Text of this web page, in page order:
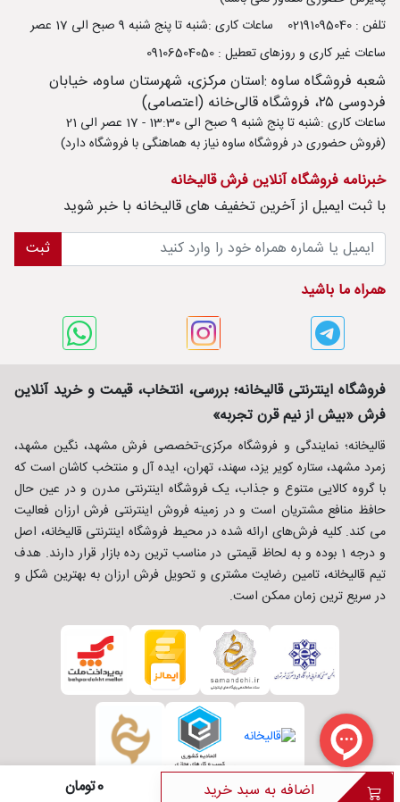
اضافه به سبد خرید 0تومان
تلفن : 02191095040
ساعات کاری :شنبه تا پنج شنبه 9 صبح الی 17 عصر
ساعات غیر کاری و روزهای تعطیل : 09106504050
شعبه فروشگاه ساوه :استان مرکزی، شهرستان ساوه، خیابان
فردوسی ۲۵، فروشگاه قالی‌خانه (اعتصامی)
ساعات کاری :شنبه تا پنج شنبه 9 صبح الی 13:30 - 17 عصر الی 21
(فروش حضوری در فروشگاه ساوه نیاز به هماهنگی با فروشگاه دارد)
خبرنامه فروشگاه آنلاین فرش قالیخانه
با ثبت ايميل از آخرین تخفیف های قالیخانه با خبر شوید
ثبت
همراه ما باشید
فروشگاه اینترنتی قالیخانه؛ بررسی، انتخاب، قیمت و خرید آنلاین
فرش «بیش از نیم قرن تجربه»
قالیخانه؛ نمایندگی و فروشگاه مرکزی-تخصصی فرش مشهد، نگین مشهد،
زمرد مشهد، ستاره کویر یزد، سهند، تهران، ایده آل و منتخب کاشان است که
با گروه کالایی متنوع و جذاب، یک فروشگاه اینترنتی مدرن و در عین حال
حافظ منافع مشتریان است و در زمینه فروش اینترنتی فرش ارزان فعالیت
می کند. کلیه فرش‌های ارائه شده در محیط فروشگاه اینترنتی قالیخانه، اصل
و درجه 1 بوده و به لحاظ قیمتی در مناسب ترین رده بازار قرار دارند. هدف
تیم قالیخانه، تامین رضایت مشتری و تحویل فرش ارزان به بهترین شکل و
در سریع ترین زمان ممکن است.